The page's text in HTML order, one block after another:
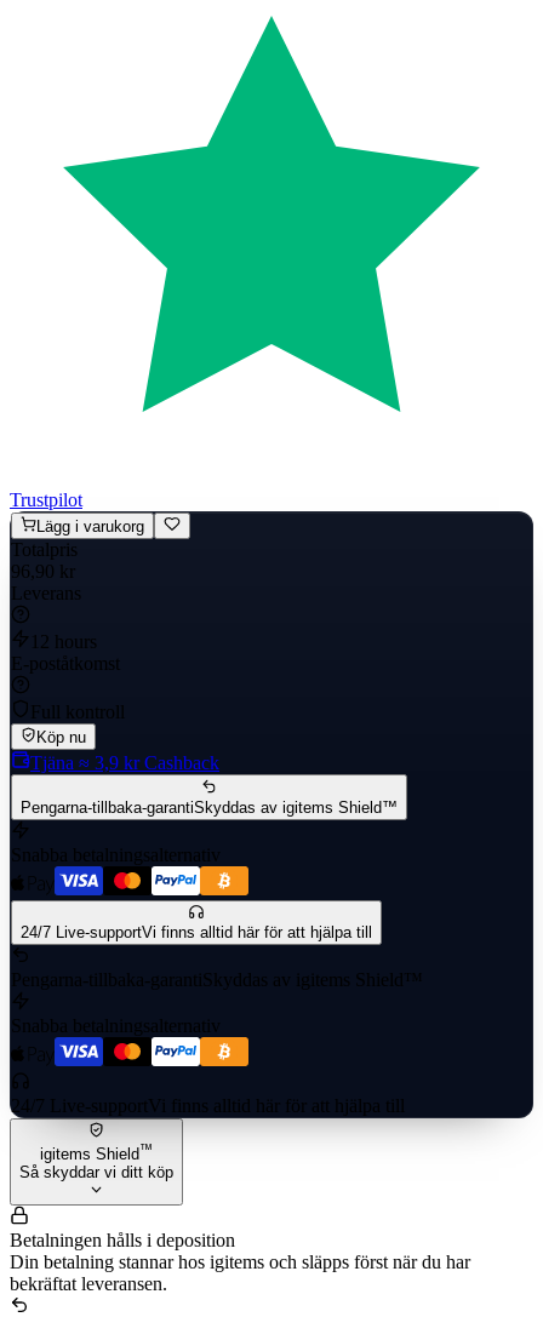
Trustpilot
Lägg i varukorg
Totalpris
96,90 kr
Leverans
12 hours
E-poståtkomst
Full kontroll
Köp nu
Tjäna ≈ 3,9 krCashback
Pengarna-tillbaka-garantiSkyddas av igitems Shield™
Snabba betalningsalternativ
24/7 Live-supportVi finns alltid här för att hjälpa till
Pengarna-tillbaka-garantiSkyddas av igitems Shield™
Snabba betalningsalternativ
24/7 Live-supportVi finns alltid här för att hjälpa till
igitems Shield™
Så skyddar vi ditt köp
Betalningen hålls i deposition
Din betalning stannar hos igitems och släpps först när du har
bekräftat leveransen.